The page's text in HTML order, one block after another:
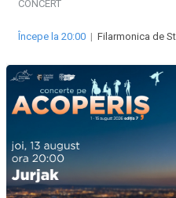
CONCERT
Începe la 20:00 | Filarmonica de